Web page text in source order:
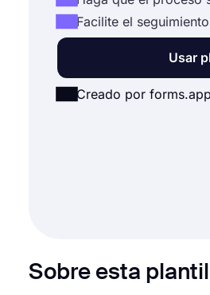
Facilite el
Usar
Creado por
Sobre esta